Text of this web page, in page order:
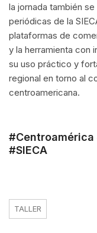
la jornada también
periódicas de la
plataformas de
y la herramienta con
su uso práctico y
regional en torno al
centroamericana.
#Centroamérica
#SIECA
TALLER